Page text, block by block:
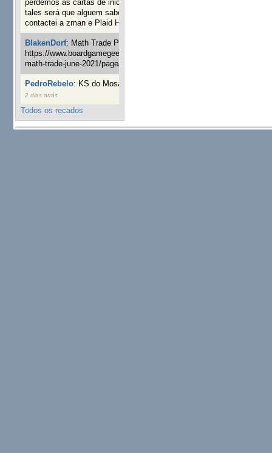
perdemos as cartas de iniciaticva da expanção downood
tales será que alguem sabe onde adquirir as cartas já
contactei a zman e Plaid Hat e nada
BlakenDorf: Math Trade Portuguesa a decorrer. Aqui:
https://www.boardgamegeek.com/geeklist/286035/portugal-
math-trade-june-2021/page/1
PedroRebelo: KS do Mosaic em 10 minutos :)
2 dias atrás
Todos os recados